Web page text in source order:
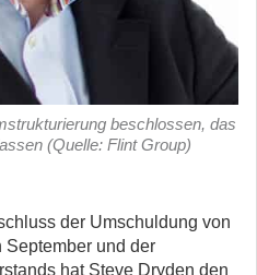
beschlossen, das
(Quelle: Flint Group)
der Umschuldung von
September und der
hat Steve Dryden den